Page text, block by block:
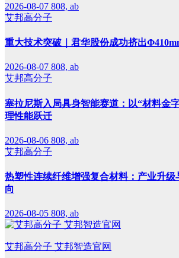
2026-08-07 808, ab
艾邦高分子
重大技术突破｜君华股份成功挤出
2026-08-07 808, ab
艾邦高分子
塞拉尼斯入局具身智能赛道：以“材料金
理性能跃迁
2026-08-06 808, ab
艾邦高分子
热塑性连续纤维增强复合材料：产业升级
向
2026-08-05 808, ab
艾邦高分子 艾邦智造官网